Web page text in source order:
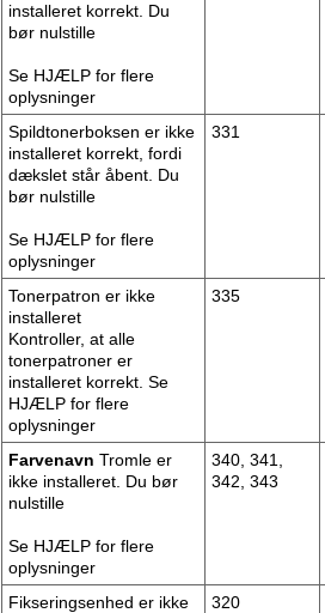
installeret korrekt. Du
bør nulstille
Se HJÆLP for flere
oplysninger
Spildtonerboksen er ikke
installeret korrekt, fordi
dækslet står åbent. Du
bør nulstille
Se HJÆLP for flere
oplysninger
331
Tonerpatron er ikke
installeret
Kontroller, at alle
tonerpatroner er
installeret korrekt. Se
HJÆLP for flere
oplysninger
335
Farvenavn Tromle er
ikke installeret. Du bør
nulstille
Se HJÆLP for flere
oplysninger
340, 341,
342, 343
Fikseringsenhed er ikke
320